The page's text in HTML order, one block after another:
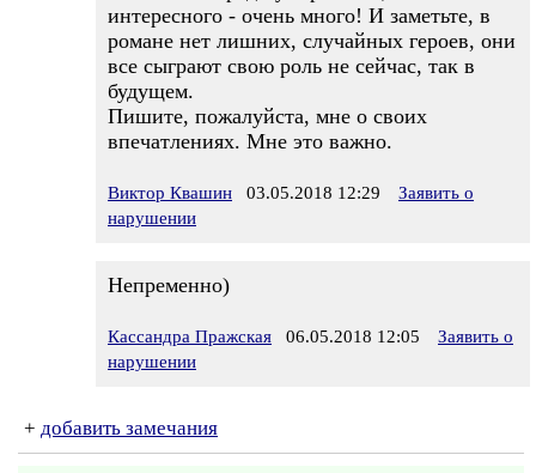
интересного - очень много! И заметьте, в
романе нет лишних, случайных героев, они
все сыграют свою роль не сейчас, так в
будущем.
Пишите, пожалуйста, мне о своих
впечатлениях. Мне это важно.
Виктор Квашин 03.05.2018 12:29
Заявить о
нарушении
Непременно)
Кассандра Пражская 06.05.2018 12:05
Заявить о
нарушении
+ добавить замечания